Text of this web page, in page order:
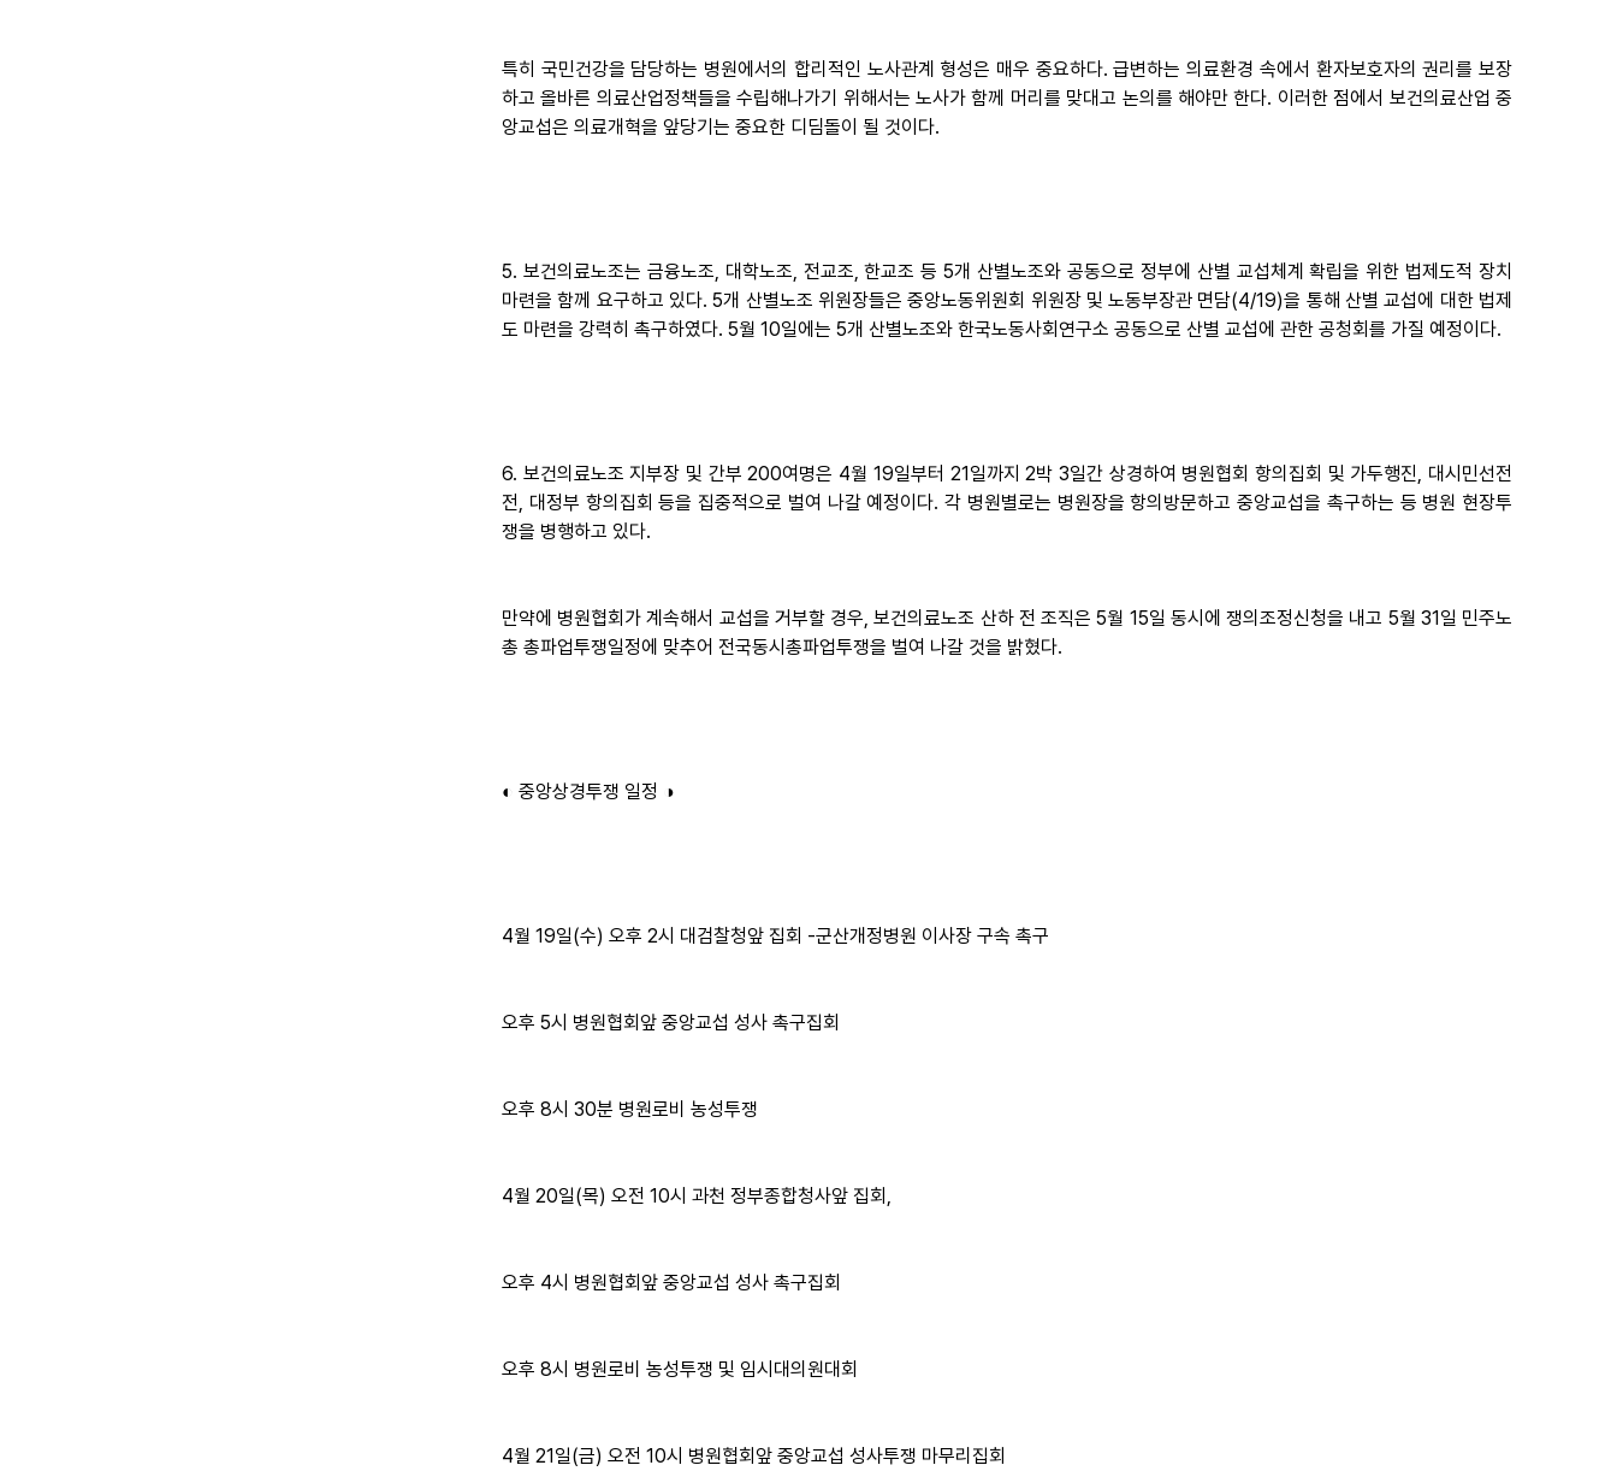
특히 국민건강을 담당하는 병원에서의 합리적인 노사관계 형성은 매우 중요하다. 급변하는 의료환경 속에서 환자보호자의 권리를 보장
하고 올바른 의료산업정책들을 수립해나가기 위해서는 노사가 함께 머리를 맞대고 논의를 해야만 한다. 이러한 점에서 보건의료산업 중
앙교섭은 의료개혁을 앞당기는 중요한 디딤돌이 될 것이다.
5. 보건의료노조는 금융노조, 대학노조, 전교조, 한교조 등 5개 산별노조와 공동으로 정부에 산별 교섭체계 확립을 위한 법제도적 장치
마련을 함께 요구하고 있다. 5개 산별노조 위원장들은 중앙노동위원회 위원장 및 노동부장관 면담(4/19)을 통해 산별 교섭에 대한 법제
도 마련을 강력히 촉구하였다. 5월 10일에는 5개 산별노조와 한국노동사회연구소 공동으로 산별 교섭에 관한 공청회를 가질 예정이다.
6. 보건의료노조 지부장 및 간부 200여명은 4월 19일부터 21일까지 2박 3일간 상경하여 병원협회 항의집회 및 가두행진, 대시민선전
전, 대정부 항의집회 등을 집중적으로 벌여 나갈 예정이다. 각 병원별로는 병원장을 항의방문하고 중앙교섭을 촉구하는 등 병원 현장투
쟁을 병행하고 있다.
만약에 병원협회가 계속해서 교섭을 거부할 경우, 보건의료노조 산하 전 조직은 5월 15일 동시에 쟁의조정신청을 내고 5월 31일 민주노
총 총파업투쟁일정에 맞추어 전국동시총파업투쟁을 벌여 나갈 것을 밝혔다.
◐ 중앙상경투쟁 일정 ◑
4월 19일(수) 오후 2시 대검찰청앞 집회 -군산개정병원 이사장 구속 촉구
오후 5시 병원협회앞 중앙교섭 성사 촉구집회
오후 8시 30분 병원로비 농성투쟁
4월 20일(목) 오전 10시 과천 정부종합청사앞 집회,
오후 4시 병원협회앞 중앙교섭 성사 촉구집회
오후 8시 병원로비 농성투쟁 및 임시대의원대회
4월 21일(금) 오전 10시 병원협회앞 중앙교섭 성사투쟁 마무리집회